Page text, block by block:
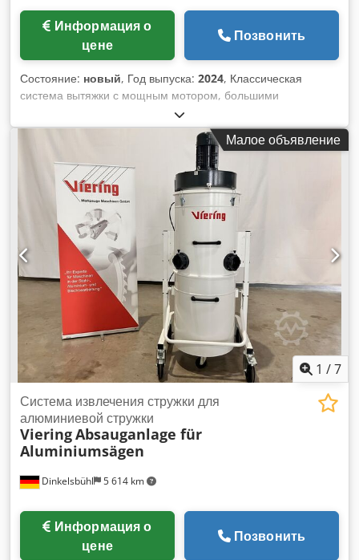
цене
Позвонить
Состояние: новый, Год выпуска: 2024, Классическая
система вытяжки с мощным мотором, большими
металлическими контейнерами для мусора и несколькими
фильтрами для большой площади фильтрации, которые
закрыты внутри контейнера для защиты. Chodpjf D S T Iefx
Ahloa В комплект также входит сепаратор крупных частиц
для предотвращения повреждения всей системы.
ТЕХНИЧЕСКИЕ ХАРАКТЕРИСТИКИ: - Мощность двигателя:
7,5 кВт + электронное управление (инвертор) - Поток
воздуха: 6500 м3/ч - Скорость воздуха: 32 м/с - площадь
фильтра: 21 m2 - объем контейнера для мусора: 450 л -
вес: 450 кг - диаметр входного отверстия: 300 мм -
Размеры: 2400 мм X 1160 мм X 2310 мм
Малое объявление
1 /7
Dinkelsbühl 5 614 km
Система извлечения стружки для
алюминиевой стружки
VieringAbsauganlage für
Aluminiumsägen
цене
Позвонить